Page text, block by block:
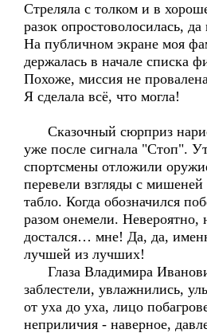
Стреляла с толком и в
разок опростоволосилась,
На публичном экране моя
держалась в начале списка
Похоже, миссия не
Я сделала всё, что могла!
Сказочный сюрприз
уже после сигнала "Стоп".
спортсмены отложили
перевели взгляды с мишеней
табло. Когда обозначился
разом онемели. Невероятно,
достался… мне! Да, да,
лучшей из лучших!
Глаза Владимира
заблестели, увлажнились,
от уха до уха, лицо
неприличия - наверное,